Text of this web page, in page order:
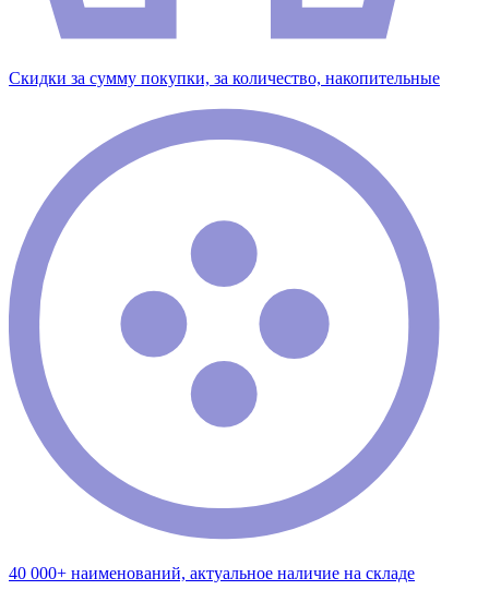
Скидки за сумму покупки, за количество, накопительные
40 000+ наименований, актуальное наличие на складе